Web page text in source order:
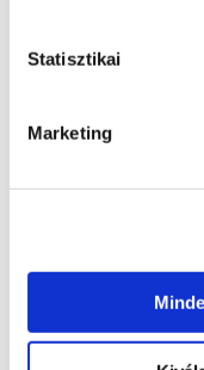
Statisztikai
Marketing